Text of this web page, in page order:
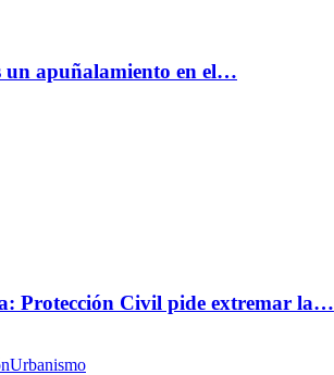
un apuñalamiento en el…
Protección Civil pide extremar la…
Urbanismo